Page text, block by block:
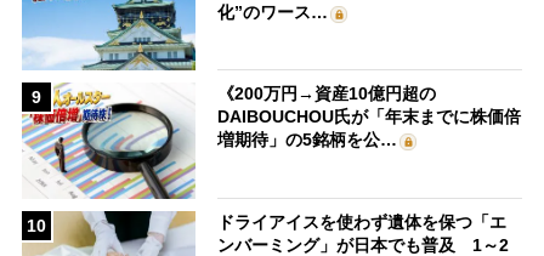
化”のワース…
9
《200万円→資産10億円超の
DAIBOUCHOU氏が「年末までに株価倍
増期待」の5銘柄を公…
10
ドライアイスを使わず遺体を保つ「エ
ンバーミング」が日本でも普及 1～2